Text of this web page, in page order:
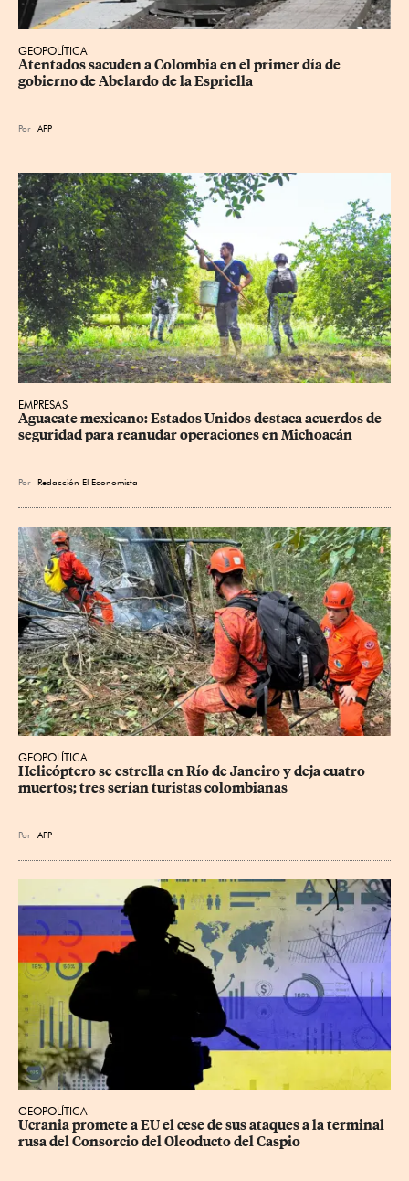
GEOPOLÍTICA
Atentados sacuden a Colombia en el primer día de
gobierno de Abelardo de la Espriella
Por AFP
EMPRESAS
Aguacate mexicano: Estados Unidos destaca acuerdos de
seguridad para reanudar operaciones en Michoacán
Por Redacción El Economista
GEOPOLÍTICA
Helicóptero se estrella en Río de Janeiro y deja cuatro
muertos; tres serían turistas colombianas
Por AFP
GEOPOLÍTICA
Ucrania promete a EU el cese de sus ataques a la terminal
rusa del Consorcio del Oleoducto del Caspio